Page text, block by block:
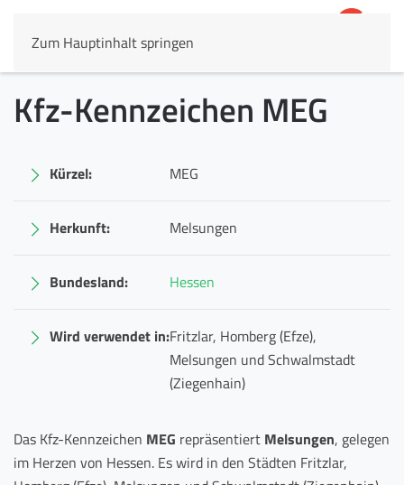
Zum Hauptinhalt springen
Kfz-Kennzeichen MEG
Kürzel: MEG
Herkunft: Melsungen
Bundesland: Hessen
Wird verwendet in:Fritzlar, Homberg (Efze),
Melsungen und Schwalmstadt
(Ziegenhain)
Das Kfz-Kennzeichen MEG repräsentiert Melsungen, gelegen
im Herzen von Hessen. Es wird in den Städten Fritzlar,